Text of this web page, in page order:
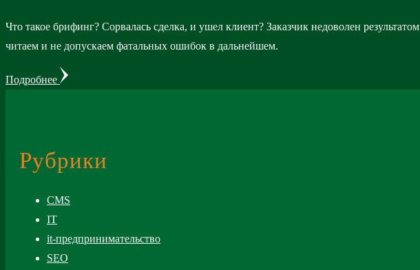
Что такое брифинг? Сорвалась сделка, и ушел клиент? Заказчик недоволен
читаем и не допускаем фатальных ошибок в дальнейшем.
Подробнее
Рубрики
CMS
IT
it-предпринимательство
SEO